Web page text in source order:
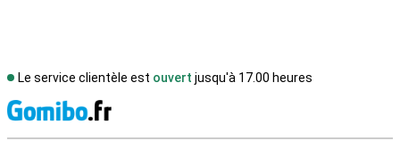
Le service clientèle est ouvert jusqu'à 17.00 heures